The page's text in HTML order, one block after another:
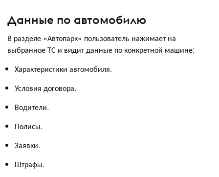
Данные по автомобилю
В разделе «Автопарк» пользователь нажимает на
выбранное ТС и видит данные по конкретной машине:
Характеристики автомобиля.
Условия договора.
Водители.
Полисы.
Заявки.
Штрафы.